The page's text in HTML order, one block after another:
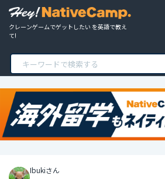
クレーンゲームでゲットしたい を英語で教え
て!
Ibukiさん